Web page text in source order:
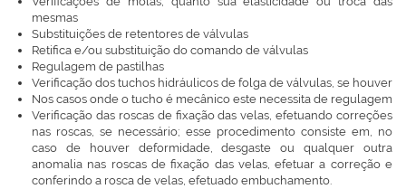
mesmas
Substituições de retentores de válvulas
Retifica e/ou substituição do comando de válvulas
Regulagem de pastilhas
Verificação dos tuchos hidráulicos de folga de válvulas, se houver
Nos casos onde o tucho é mecânico este necessita de regulagem
Verificação das roscas de fixação das velas, efetuando correções
nas roscas, se necessário; esse procedimento consiste em, no
caso de houver deformidade, desgaste ou qualquer outra
anomalia nas roscas de fixação das velas, efetuar a correção e
conferindo a rosca de velas, efetuado embuchamento.